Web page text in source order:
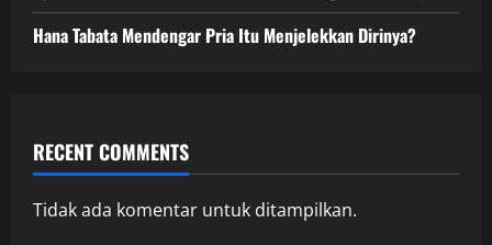
Hana Tabata Mendengar Pria Itu Menjelekkan Dirinya?
RECENT COMMENTS
Tidak ada komentar untuk ditampilkan.